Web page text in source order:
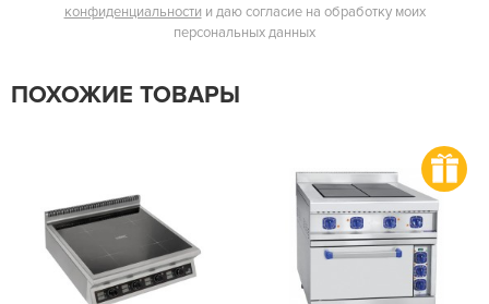
конфиденциальности и даю согласие на обработку моих
персональных данных
ПОХОЖИЕ ТОВАРЫ